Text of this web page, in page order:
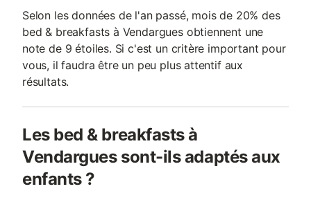
Selon les données de l'an passé, mois de 20% des
bed & breakfasts à Vendargues obtiennent une
note de 9 étoiles. Si c'est un critère important pour
vous, il faudra être un peu plus attentif aux
résultats.
Les bed & breakfasts à
Vendargues sont-ils adaptés aux
enfants ?